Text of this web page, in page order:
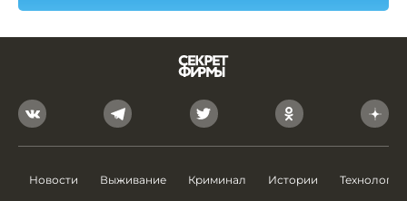
Новости Выживание Криминал Истории Технологии